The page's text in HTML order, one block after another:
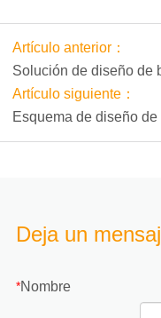
Artículo anterior：
Solución de diseño de
80Ah de carretilla
Artículo siguiente：
Esquema de diseño
de alimentación de
Deja un
*Nombre